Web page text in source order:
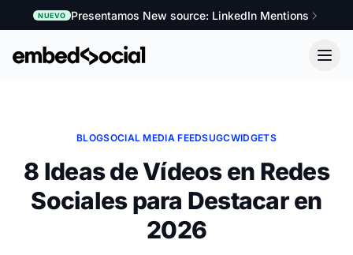
NUEVO Presentamos New source: LinkedIn Mentions
BLOGSOCIAL MEDIA FEEDSUGCWIDGETS
8 Ideas de Vídeos en Redes
Sociales para Destacar en
2026